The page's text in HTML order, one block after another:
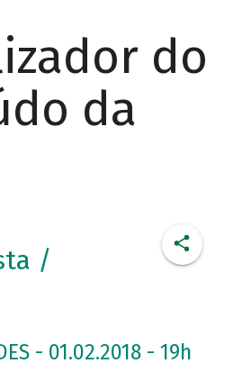
do
da
/
- 01.02.2018 - 19h